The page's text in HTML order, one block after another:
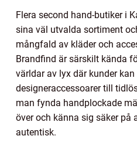
Flera second hand-butiker i
sina väl utvalda sortiment
mångfald av kläder och
Brandfind är särskilt kända
världar av lyx där kunder
designeraccessoarer till
man fynda handplockade
över och känna sig säker på
autentisk.